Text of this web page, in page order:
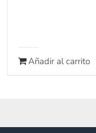
Añadir al carrito